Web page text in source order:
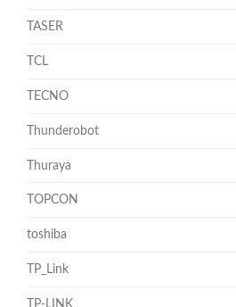
TASER
TCL
TECNO
Thunderobot
Thuraya
TOPCON
toshiba
TP_Link
TP-LINK